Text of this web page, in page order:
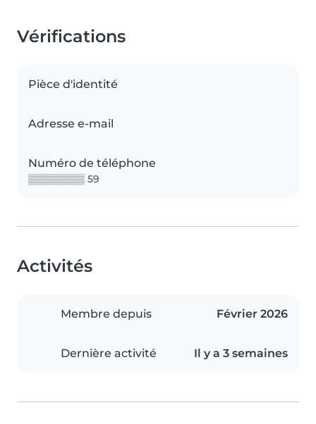
Vérifications
Pièce d'identité
Adresse e-mail
Numéro de téléphone
▒▒▒▒▒▒▒▒ 59
Activités
Membre depuis Février 2026
Dernière activité Il y a 3 semaines